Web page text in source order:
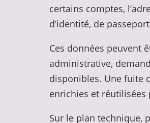
certains comptes,
d’identité, de
Ces données peuvent
administrative,
disponibles. Une fuite
enrichies et réutilisées
Sur le plan technique,